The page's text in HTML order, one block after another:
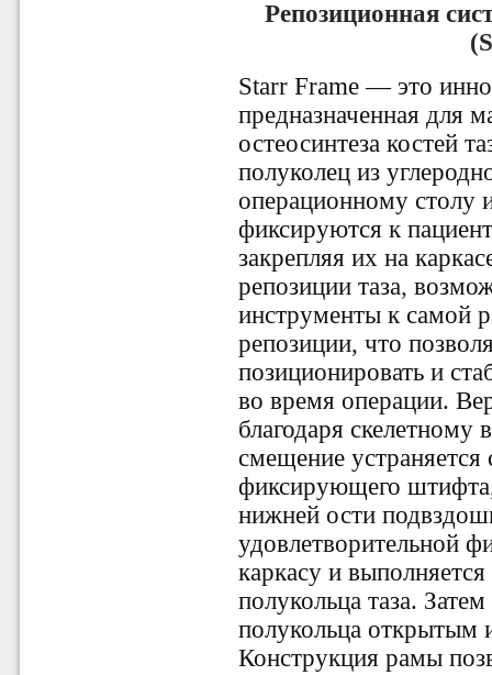
Репозиционная
Starr Frame — это
предназначенная для
остеосинтеза костей
полуколец из
операционному
фиксируются к
закрепляя их на
репозиции таза,
инструменты к самой
репозиции, что
позиционировать и
во время операции.
благодаря
смещение
фиксирующего
нижней ости
удовлетворительной
каркасу и
полукольца таза.
полукольца
Конструкция рамы